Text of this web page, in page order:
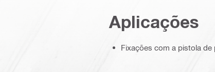
Aplicações
Fixações com a pistola de